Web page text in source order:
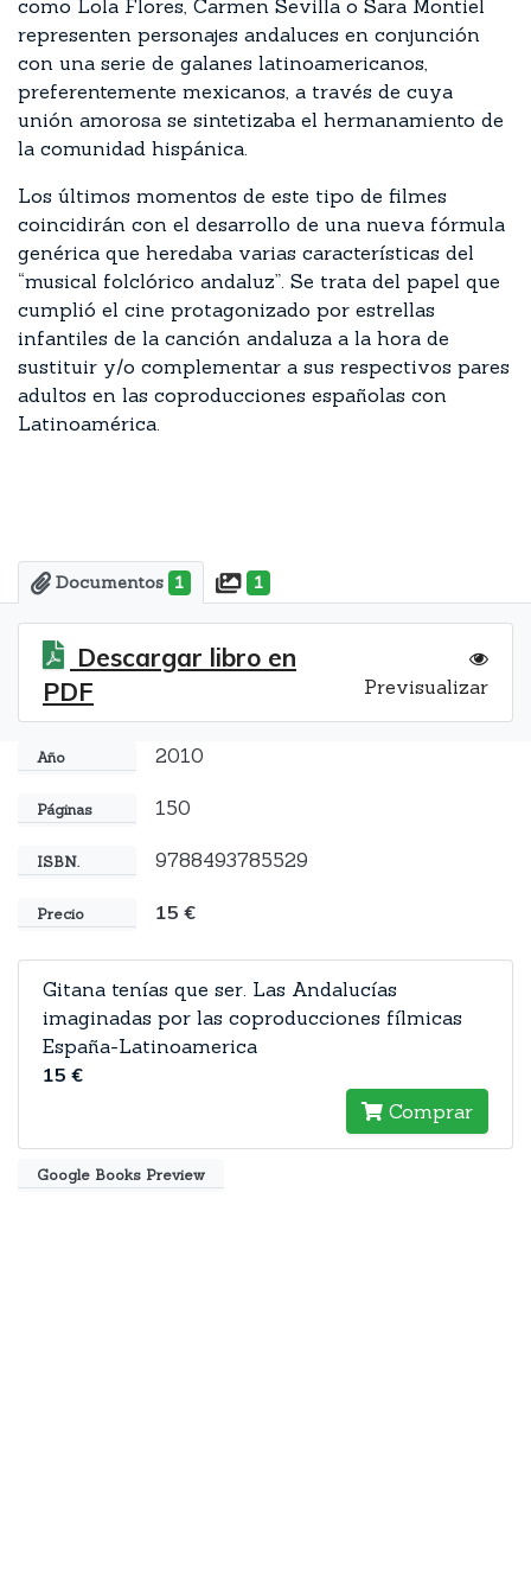
como Lola Flores, Carmen Sevilla o Sara Montiel
representen personajes andaluces en conjunción
con una serie de galanes latinoamericanos,
preferentemente mexicanos, a través de cuya
unión amorosa se sintetizaba el hermanamiento de
la comunidad hispánica.
Los últimos momentos de este tipo de filmes
coincidirán con el desarrollo de una nueva fórmula
genérica que heredaba varias características del
“musical folclórico andaluz”. Se trata del papel que
cumplió el cine protagonizado por estrellas
infantiles de la canción andaluza a la hora de
sustituir y/o complementar a sus respectivos pares
adultos en las coproducciones españolas con
Latinoamérica.
Documentos 1 1
Descargar libro en
PDF
Previsualizar
Año 2010
Páginas 150
ISBN. 9788493785529
Precio 15 €
Gitana tenías que ser. Las Andalucías
imaginadas por las coproducciones fílmicas
España-Latinoamerica
15 €
Comprar
Google Books Preview